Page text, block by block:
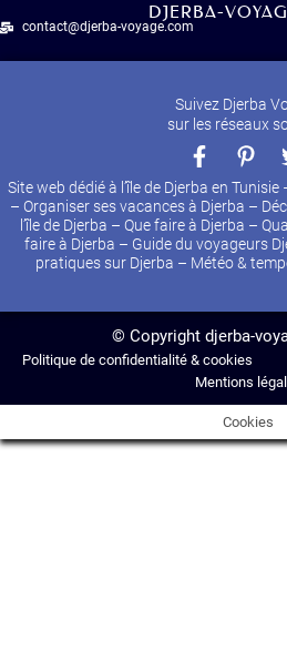
DJERBA-
contact@djerba-voyage.com
Suivez Djerba
sur les réseaux
Site web dédié à l’île de Djerba en
– Organiser ses vacances à Djerba –
l’île de Djerba – Que faire à Djerba –
faire à Djerba – Guide du voyageurs
pratiques sur Djerba – Météo &
© Copyright djerba-
Politique de confidentialité & cookies
Mentions
Cookies